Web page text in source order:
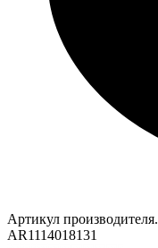
Артикул производителя.
AR1114018131